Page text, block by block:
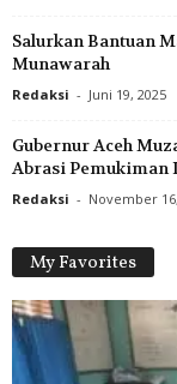
Salurkan Bantuan
Munawarah
Redaksi - Juni 19, 2025
Gubernur Aceh
Abrasi Pemukiman
Redaksi - November
My Favorites